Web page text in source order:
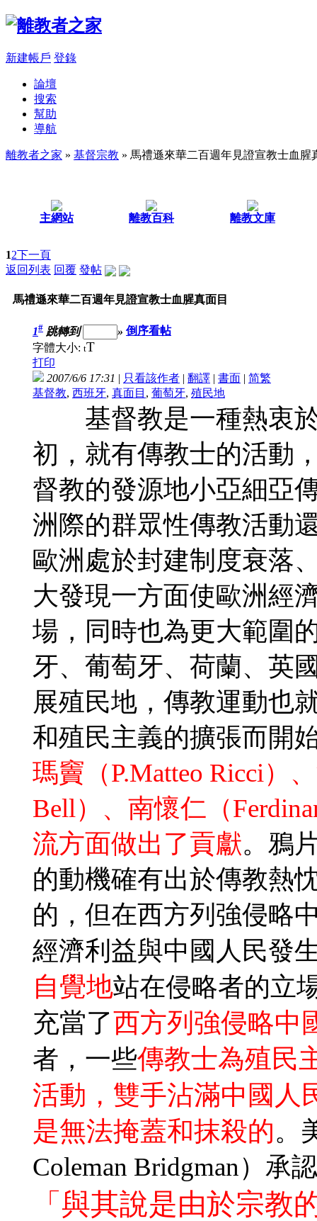
新建帳戶 登錄
論壇
搜索
幫助
導航
離教者之家 » 基督宗教 » 馬禮遜來華二百週年見證宣教士血腥
主網站 離教百科 離教文庫
12下一頁
返回列表 回覆 發帖
馬禮遜來華二百週年見證宣教士血腥真面目
1# 跳轉到 » 倒序看帖
字體大小: tT
打印
2007/6/6 17:31 | 只看該作者 | 翻譯 | 書面 | 简繁
基督教, 西班牙, 真面目 , 葡萄牙, 殖民地
基督教是一種熱衷於
初，就有傳教士的活動
督教的發源地小亞細亞
洲際的群眾性傳教活動
歐洲處於封建制度衰落
大發現一方面使歐洲經
場，同時也為更大範圍
牙、葡萄牙、荷蘭、英
展殖民地，傳教運動也
和殖民主義的擴張而開
瑪竇（P.Matteo Ricci）
Bell）、南懷仁（
流方面做出了貢獻。鴉
的動機確有出於傳教熱
的，但在西方列強侵略
經濟利益與中國人民發
自覺地站在侵略者的立
充當了西方列強侵略中
者，一些傳教士為殖民
活動，雙手沾滿中國人
是無法掩蓋和抹殺的。
Coleman Bridgman）承
「與其說是由於宗教